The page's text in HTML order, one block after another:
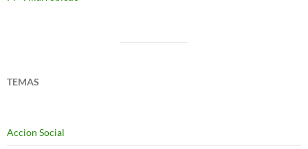
TEMAS
Accion Social